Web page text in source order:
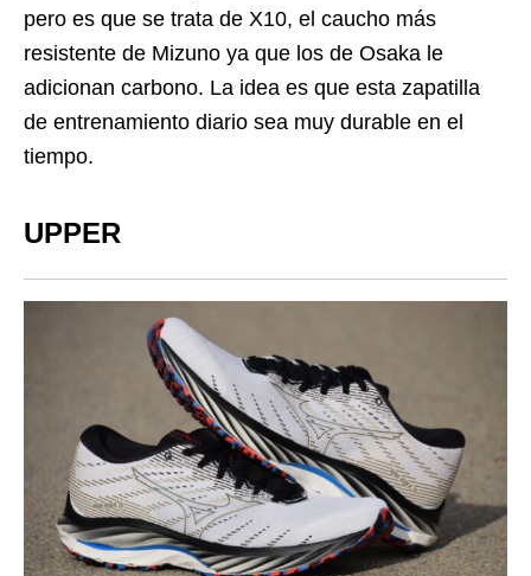
pero es que se trata de X10, el caucho más
resistente de Mizuno ya que los de Osaka le
adicionan carbono. La idea es que esta zapatilla
de entrenamiento diario sea muy durable en el
tiempo.
UPPER